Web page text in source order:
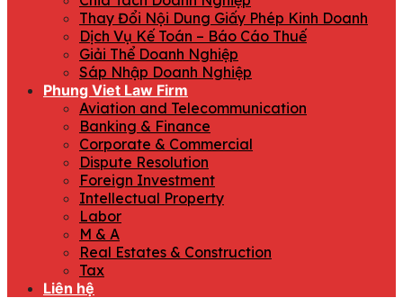
Thay Đổi Nội Dung Giấy Phép Kinh Doanh
Dịch Vụ Kế Toán – Báo Cáo Thuế
Giải Thể Doanh Nghiệp
Sáp Nhập Doanh Nghiệp
Phung Viet Law Firm
Aviation and Telecommunication
Banking & Finance
Corporate & Commercial
Dispute Resolution
Foreign Investment
Intellectual Property
Labor
M & A
Real Estates & Construction
Tax
Liên hệ